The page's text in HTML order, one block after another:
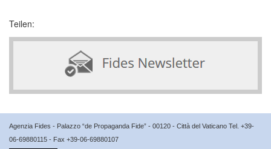
Teilen:
Agenzia Fides - Palazzo “de Propaganda Fide” - 00120 - Città del Vaticano Tel. +39-
06-69880115 - Fax +39-06-69880107